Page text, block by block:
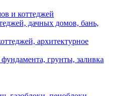
и коттеджей
дачных домов, бань,
архитектурное
грунты, заливка